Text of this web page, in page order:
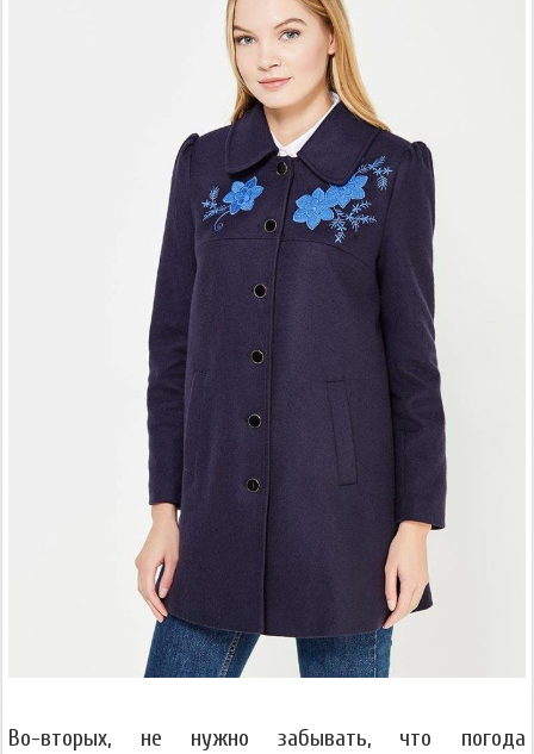
Во-вторых, не нужно забывать, что погода